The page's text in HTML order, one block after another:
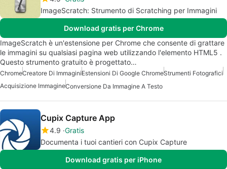
ImageScratch: Strumento di Scratching per Immagini
Download gratis per Chrome
ImageScratch è un'estensione per Chrome che consente di grattare
le immagini su qualsiasi pagina web utilizzando l'elemento HTML5 .
Questo strumento gratuito è progettato…
ChromeCreatore Di ImmaginiEstensioni Di Google ChromeStrumenti Fotografici
Acquisizione ImmagineConversione Da Immagine A Testo
Cupix Capture App
4.9 Gratis
Documenta i tuoi cantieri con Cupix Capture
Download gratis per iPhone